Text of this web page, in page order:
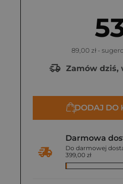
89,00 zł -
Zamów dziś,
DODAJ DO
Darmowa
Do darmowej
399,00 zł